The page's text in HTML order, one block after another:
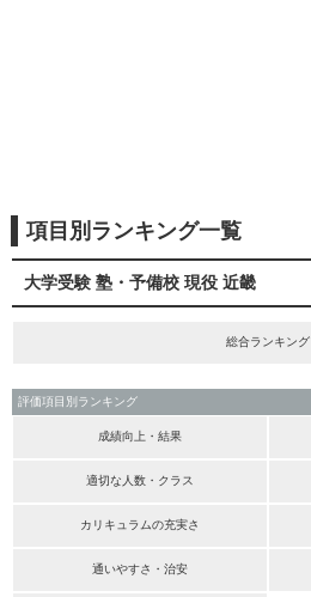
項目別ランキング一覧
大学受験 塾・予備校 現役 近畿
総合ランキング
評価項目別ランキング
成績向上・結果
適切な人数・クラス
カリキュラムの充実さ
通いやすさ・治安